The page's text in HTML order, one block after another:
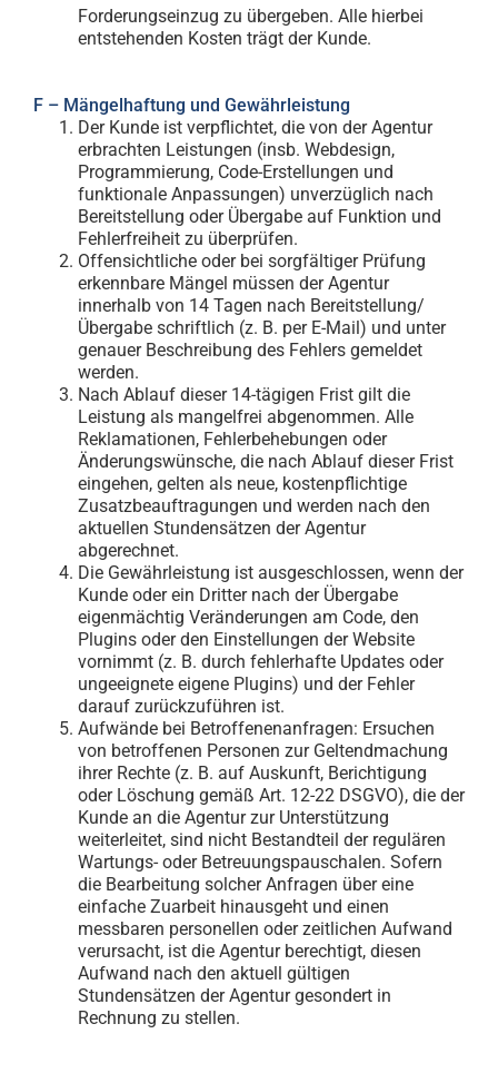
Forderungseinzug zu übergeben. Alle hierbei
entstehenden Kosten trägt der Kunde.
F – Mängelhaftung und Gewährleistung
Der Kunde ist verpflichtet, die von der Agentur
erbrachten Leistungen (insb. Webdesign,
Programmierung, Code-Erstellungen und
funktionale Anpassungen) unverzüglich nach
Bereitstellung oder Übergabe auf Funktion und
Fehlerfreiheit zu überprüfen.
Offensichtliche oder bei sorgfältiger Prüfung
erkennbare Mängel müssen der Agentur
innerhalb von 14 Tagen nach Bereitstellung/
Übergabe schriftlich (z. B. per E-Mail) und unter
genauer Beschreibung des Fehlers gemeldet
werden.
Nach Ablauf dieser 14-tägigen Frist gilt die
Leistung als mangelfrei abgenommen. Alle
Reklamationen, Fehlerbehebungen oder
Änderungswünsche, die nach Ablauf dieser Frist
eingehen, gelten als neue, kostenpflichtige
Zusatzbeauftragungen und werden nach den
aktuellen Stundensätzen der Agentur
abgerechnet.
Die Gewährleistung ist ausgeschlossen, wenn der
Kunde oder ein Dritter nach der Übergabe
eigenmächtig Veränderungen am Code, den
Plugins oder den Einstellungen der Website
vornimmt (z. B. durch fehlerhafte Updates oder
ungeeignete eigene Plugins) und der Fehler
darauf zurückzuführen ist.
Aufwände bei Betroffenenanfragen: Ersuchen
von betroffenen Personen zur Geltendmachung
ihrer Rechte (z. B. auf Auskunft, Berichtigung
oder Löschung gemäß Art. 12-22 DSGVO), die der
Kunde an die Agentur zur Unterstützung
weiterleitet, sind nicht Bestandteil der regulären
Wartungs- oder Betreuungspauschalen. Sofern
die Bearbeitung solcher Anfragen über eine
einfache Zuarbeit hinausgeht und einen
messbaren personellen oder zeitlichen Aufwand
verursacht, ist die Agentur berechtigt, diesen
Aufwand nach den aktuell gültigen
Stundensätzen der Agentur gesondert in
Rechnung zu stellen.